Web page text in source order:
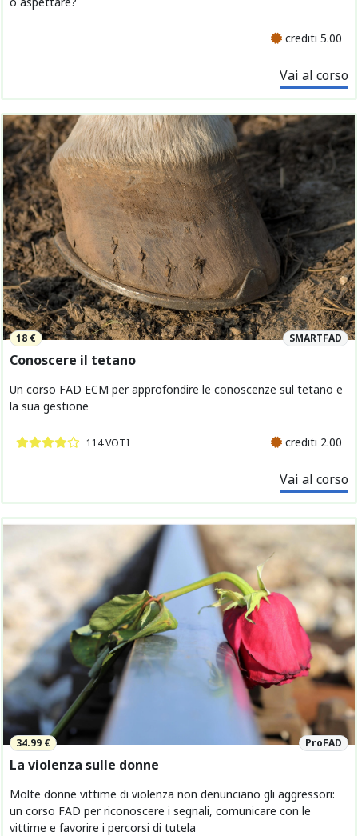
crediti 5.00
Vai al corso
18 € SMARTFAD
Conoscere il tetano
Un corso FAD ECM per approfondire le conoscenze sul tetano e
la sua gestione
114 VOTI crediti 2.00
Vai al corso
34.99 € ProFAD
La violenza sulle donne
Molte donne vittime di violenza non denunciano gli aggressori:
un corso FAD per riconoscere i segnali, comunicare con le
vittime e favorire i percorsi di tutela